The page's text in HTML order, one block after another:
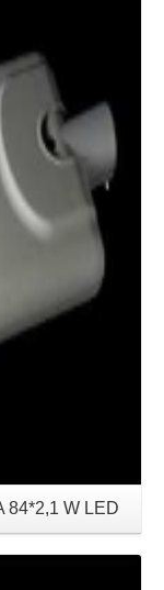
84*2,1 W LED